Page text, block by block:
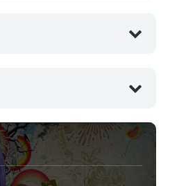
t/p/w92/
t/p/w92/
t/p/w92/
t/p/w92/
t/p/w92/
t/p/w92/